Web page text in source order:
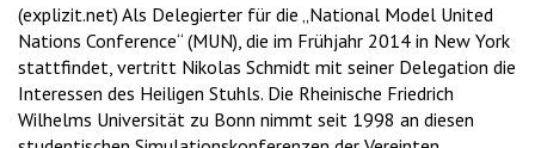
(explizit.net) Als Delegierter für die „National Model United
Nations Conference“ (MUN), die im Frühjahr 2014 in New York
stattfindet, vertritt Nikolas Schmidt mit seiner Delegation die
Interessen des Heiligen Stuhls. Die Rheinische Friedrich
Wilhelms Universität zu Bonn nimmt seit 1998 an diesen